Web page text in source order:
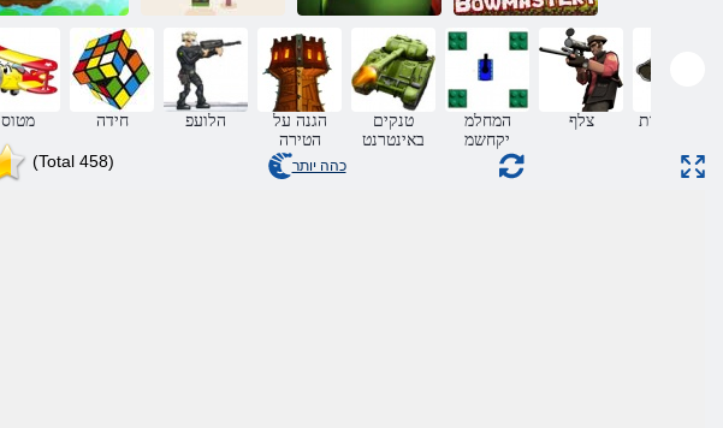
ןטק ר'צרא קרוא תשילפ Bowmastery
מטוס חידה הלועפ
הגנה על
הטירה
טנקים
באינטרנט
המחלמ
יקחשמ
צלף הרפתקאות
(Total 458) כהה יותר